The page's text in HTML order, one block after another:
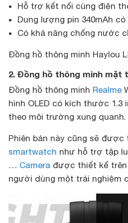
Hỗ trợ kết nối cùng điện
Dung lượng pin 340mAh
Có khả năng chống nước
Đồng hồ thông minh Haylou
2. Đồng hồ thông minh mặt
Đồng hồ thông minh Realme
hình OLED có kích thước
theo môi trường xung quanh.
Phiên bản này cũng sẽ
smartwatch như hỗ trợ tập
… Camera được thiết kế trên
người dùng một trải nghiệm